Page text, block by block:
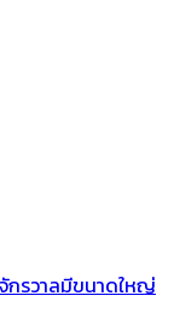
กรวาลมีขนาดใหญ่